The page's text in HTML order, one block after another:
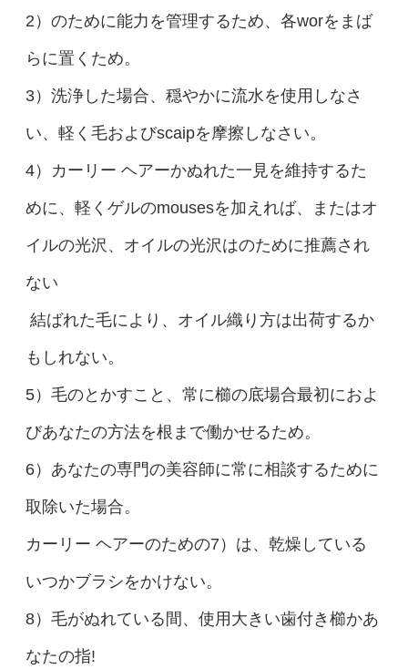
2）のために能力を管理するため、各worをまば
らに置くため。
3）洗浄した場合、穏やかに流水を使用しなさ
い、軽く毛およびscaipを摩擦しなさい。
4）カーリー ヘアーかぬれた一見を維持するた
めに、軽くゲルのmousesを加えれば、またはオ
イルの光沢、オイルの光沢はのために推薦され
ない
結ばれた毛により、オイル織り方は出荷するか
もしれない。
5）毛のとかすこと、常に櫛の底場合最初におよ
びあなたの方法を根まで働かせるため。
6）あなたの専門の美容師に常に相談するために
取除いた場合。
カーリー ヘアーのための7）は、乾燥している
いつかブラシをかけない。
8）毛がぬれている間、使用大きい歯付き櫛かあ
なたの指!